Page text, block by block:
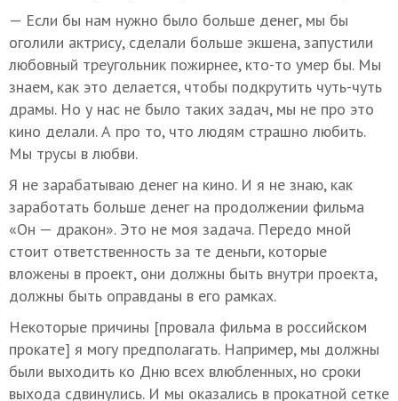
— Если бы нам нужно было больше денег, мы бы
оголили актрису, сделали больше экшена, запустили
любовный треугольник пожирнее, кто-то умер бы. Мы
знаем, как это делается, чтобы подкрутить чуть-чуть
драмы. Но у нас не было таких задач, мы не про это
кино делали. А про то, что людям страшно любить.
Мы трусы в любви.
Я не зарабатываю денег на кино. И я не знаю, как
заработать больше денег на продолжении фильма
«Он — дракон». Это не моя задача. Передо мной
стоит ответственность за те деньги, которые
вложены в проект, они должны быть внутри проекта,
должны быть оправданы в его рамках.
Некоторые причины [провала фильма в российском
прокате] я могу предполагать. Например, мы должны
были выходить ко Дню всех влюбленных, но сроки
выхода сдвинулись. И мы оказались в прокатной сетке